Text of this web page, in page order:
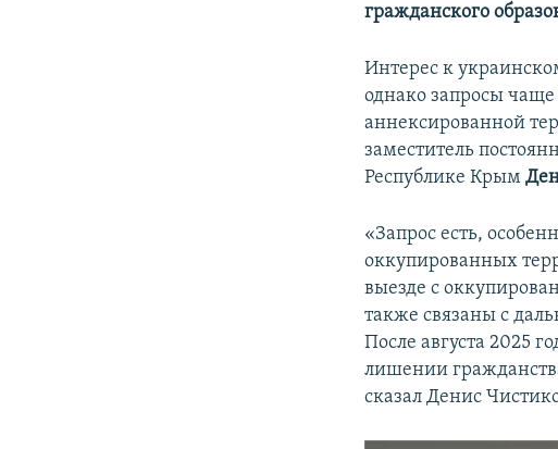
гражданского
Интерес к
однако запросы чаще
аннексированной
заместитель
Республике Крым
«Запрос есть,
оккупированных
выезде с
также связаны с
После августа 2025
лишении
сказал Денис